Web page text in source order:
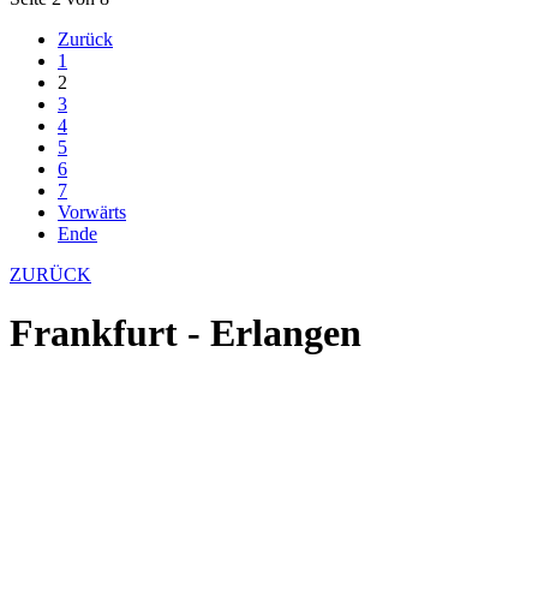
Zurück
1
2
3
4
5
6
7
Vorwärts
Ende
ZURÜCK
Frankfurt - Erlangen